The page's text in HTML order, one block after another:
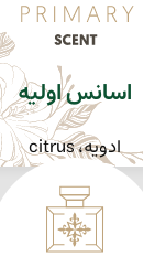
اسانس اولیه
ادویه، citrus